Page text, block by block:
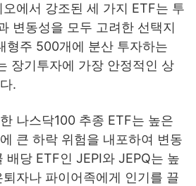
에서 강조된 세 가지 ETF는 투
변동성을 모두 고려한 선택지
형주 500개에 분산 투자하는
장기투자에 가장 안정적인 상
.
나스닥100 추종 ETF는 높은
큰 하락 위험을 내포하여 변동
배당 ETF인 JEPI와 JEPQ는 높
자나 파이어족에게 인기를 끌